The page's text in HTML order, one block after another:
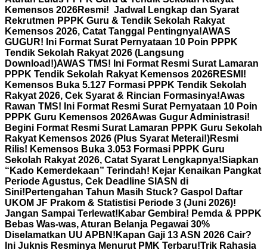
Kemensos 2026Resmi! Jadwal Lengkap dan Syarat
Rekrutmen PPPK Guru & Tendik Sekolah Rakyat
Kemensos 2026, Catat Tanggal Pentingnya!AWAS
GUGUR! Ini Format Surat Pernyataan 10 Poin PPPK
Tendik Sekolah Rakyat 2026 (Langsung
Download!)AWAS TMS! Ini Format Resmi Surat Lamaran
PPPK Tendik Sekolah Rakyat Kemensos 2026RESMI!
Kemensos Buka 5.127 Formasi PPPK Tendik Sekolah
Rakyat 2026, Cek Syarat & Rincian Formasinya!Awas
Rawan TMS! Ini Format Resmi Surat Pernyataan 10 Poin
PPPK Guru Kemensos 2026Awas Gugur Administrasi!
Begini Format Resmi Surat Lamaran PPPK Guru Sekolah
Rakyat Kemensos 2026 (Plus Syarat Meterai!)Resmi
Rilis! Kemensos Buka 3.053 Formasi PPPK Guru
Sekolah Rakyat 2026, Catat Syarat Lengkapnya!Siapkan
“Kado Kemerdekaan” Terindah! Kejar Kenaikan Pangkat
Periode Agustus, Cek Deadline SIASN di
Sini! Pertengahan Tahun Masih Stuck? Gaspol Daftar
UKOM JF Prakom & Statistisi Periode 3 (Juni 2026)!
Jangan Sampai Terlewat! Kabar Gembira! Pemda & PPPK
Bebas Was-was, Aturan Belanja Pegawai 30%
Diselamatkan UU APBN! Kapan Gaji 13 ASN 2026 Cair?
Ini Juknis Resminya Menurut PMK Terbaru!Trik Rahasia